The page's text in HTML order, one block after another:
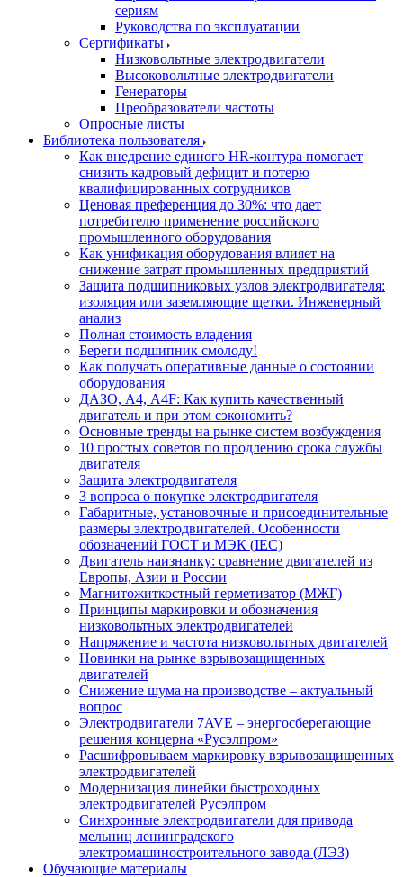
сериям
Руководства по эксплуатации
Сертификаты
Низковольтные электродвигатели
Высоковольтные электродвигатели
Генераторы
Преобразователи частоты
Опросные листы
Библиотека пользователя
Как внедрение единого HR-контура помогает
снизить кадровый дефицит и потерю
квалифицированных сотрудников
Ценовая преференция до 30%: что дает
потребителю применение российского
промышленного оборудования
Как унификация оборудования влияет на
снижение затрат промышленных предприятий
Защита подшипниковых узлов электродвигателя:
изоляция или заземляющие щетки. Инженерный
анализ
Полная стоимость владения
Береги подшипник смолоду!
Как получать оперативные данные о состоянии
оборудования
ДАЗО, А4, А4F: Как купить качественный
двигатель и при этом сэкономить?
Основные тренды на рынке систем возбуждения
10 простых советов по продлению срока службы
двигателя
Защита электродвигателя
3 вопроса о покупке электродвигателя
Габаритные, установочные и присоединительные
размеры электродвигателей. Особенности
обозначений ГОСТ и МЭК (IEC)
Двигатель наизнанку: сравнение двигателей из
Европы, Азии и России
Магнитожиткостный герметизатор (МЖГ)
Принципы маркировки и обозначения
низковольтных электродвигателей
Напряжение и частота низковольтных двигателей
Новинки на рынке взрывозащищенных
двигателей
Снижение шума на производстве – актуальный
вопрос
Электродвигатели 7AVE – энергосберегающие
решения концерна «Русэлпром»
Расшифровываем маркировку взрывозащищенных
электродвигателей
Модернизация линейки быстроходных
электродвигателей Русэлпром
Синхронные электродвигатели для привода
мельниц ленинградского
электромашиностроительного завода (ЛЭЗ)
Обучающие материалы